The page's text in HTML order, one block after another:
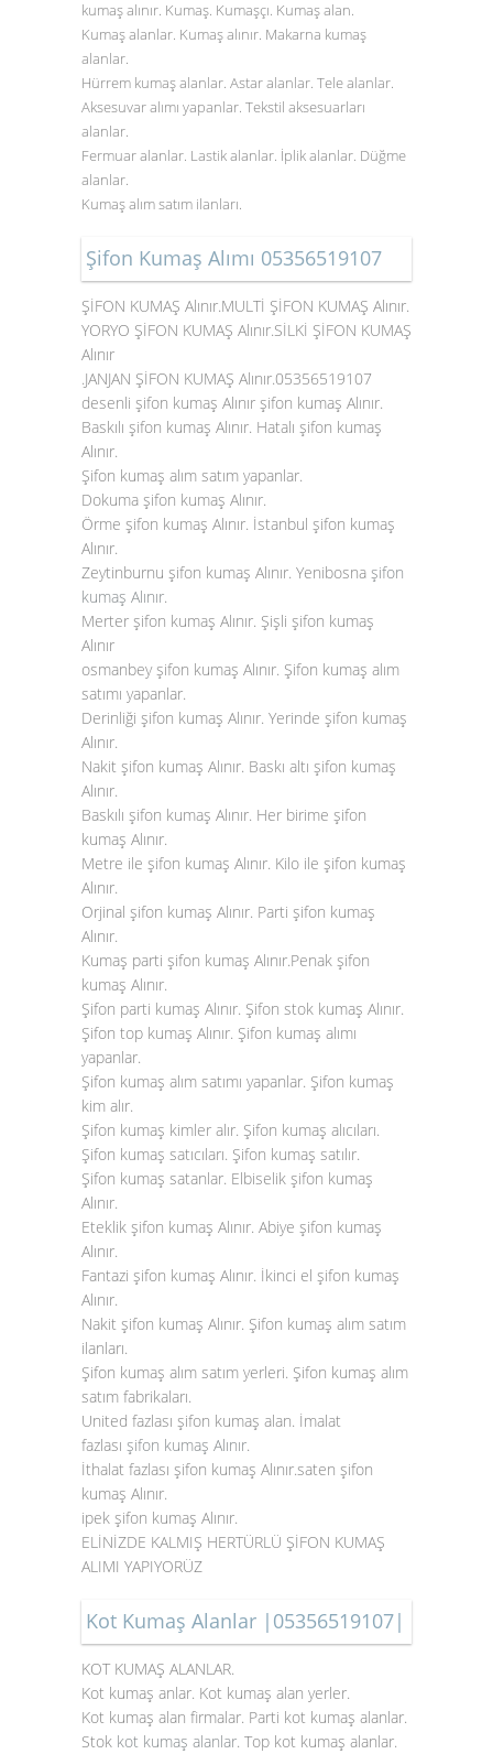
kumaş alınır. Kumaş. Kumaşçı. Kumaş alan.
Kumaş alanlar. Kumaş alınır. Makarna kumaş
alanlar.
Hürrem kumaş alanlar. Astar alanlar. Tele alanlar.
Aksesuvar alımı yapanlar. Tekstil aksesuarları
alanlar.
Fermuar alanlar. Lastik alanlar. İplik alanlar. Düğme
alanlar.
Kumaş alım satım ilanları.
Şifon Kumaş Alımı 05356519107
ŞİFON KUMAŞ Alınır.MULTİ ŞİFON KUMAŞ Alınır.
YORYO ŞİFON KUMAŞ Alınır.SİLKİ ŞİFON KUMAŞ
Alınır
.JANJAN ŞİFON KUMAŞ Alınır.05356519107
desenli şifon kumaş Alınır şifon kumaş Alınır.
Baskılı şifon kumaş Alınır. Hatalı şifon kumaş
Alınır.
Şifon kumaş alım satım yapanlar.
Dokuma şifon kumaş Alınır.
Örme şifon kumaş Alınır. İstanbul şifon kumaş
Alınır.
Zeytinburnu şifon kumaş Alınır. Yenibosna şifon
kumaş Alınır.
Merter şifon kumaş Alınır. Şişli şifon kumaş
Alınır
osmanbey şifon kumaş Alınır. Şifon kumaş alım
satımı yapanlar.
Derinliği şifon kumaş Alınır. Yerinde şifon kumaş
Alınır.
Nakit şifon kumaş Alınır. Baskı altı şifon kumaş
Alınır.
Baskılı şifon kumaş Alınır. Her birime şifon
kumaş Alınır.
Metre ile şifon kumaş Alınır. Kilo ile şifon kumaş
Alınır.
Orjinal şifon kumaş Alınır. Parti şifon kumaş
Alınır.
Kumaş parti şifon kumaş Alınır.Penak şifon
kumaş Alınır.
Şifon parti kumaş Alınır. Şifon stok kumaş Alınır.
Şifon top kumaş Alınır. Şifon kumaş alımı
yapanlar.
Şifon kumaş alım satımı yapanlar. Şifon kumaş
kim alır.
Şifon kumaş kimler alır. Şifon kumaş alıcıları.
Şifon kumaş satıcıları. Şifon kumaş satılır.
Şifon kumaş satanlar. Elbiselik şifon kumaş
Alınır.
Eteklik şifon kumaş Alınır. Abiye şifon kumaş
Alınır.
Fantazi şifon kumaş Alınır. İkinci el şifon kumaş
Alınır.
Nakit şifon kumaş Alınır. Şifon kumaş alım satım
ilanları.
Şifon kumaş alım satım yerleri. Şifon kumaş alım
satım fabrikaları.
United fazlası şifon kumaş alan. İmalat
fazlası şifon kumaş Alınır.
İthalat fazlası şifon kumaş Alınır.saten şifon
kumaş Alınır.
ipek şifon kumaş Alınır.
ELİNİZDE KALMIŞ HERTÜRLÜ ŞİFON KUMAŞ
ALIMI YAPIYORÜZ
Kot Kumaş Alanlar |05356519107|
KOT KUMAŞ ALANLAR.
Kot kumaş anlar. Kot kumaş alan yerler.
Kot kumaş alan firmalar. Parti kot kumaş alanlar.
Stok kot kumaş alanlar. Top kot kumaş alanlar.